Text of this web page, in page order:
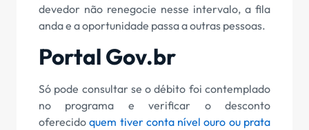
devedor não renegocie nesse intervalo, a fila
anda e a oportunidade passa a outras pessoas.
Portal Gov.br
Só pode consultar se o débito foi contemplado
no programa e verificar o desconto
oferecidoquem tiver conta nível ouro ou prata